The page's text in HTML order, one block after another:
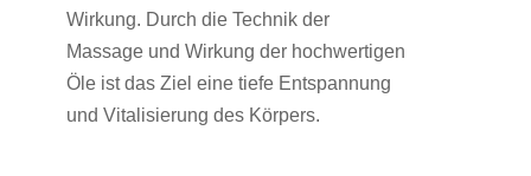
Wirkung. Durch die Technik der
Massage und Wirkung der hochwertigen
Öle ist das Ziel eine tiefe Entspannung
und Vitalisierung des Körpers.